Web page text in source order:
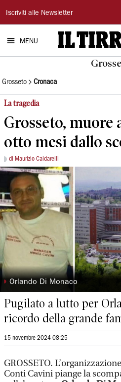
Il
Tirreno
Iscriviti alle Newsletter
MENU
Grosseto Cronaca
La tragedia
Grosseto, muore
otto mesi dallo
di Maurizio Caldarelli
◗ Orlando Di Monaco
Pugilato a lutto per
ricordo della grande
15 novembre 2024 08:25
GROSSETO.
Conti Cavini piange la